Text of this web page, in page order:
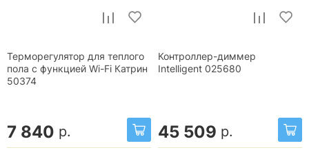
Терморегулятор для теплого
пола с функцией Wi-Fi Катрин
50374
7 840 р.
Контроллер-диммер
Intelligent 025680
45 509 р.